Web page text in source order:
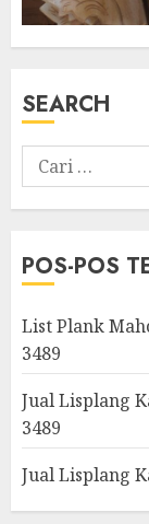
SEARCH
POS-POS
List Plank
3489
Jual Lisplang
3489
Jual Lisplang